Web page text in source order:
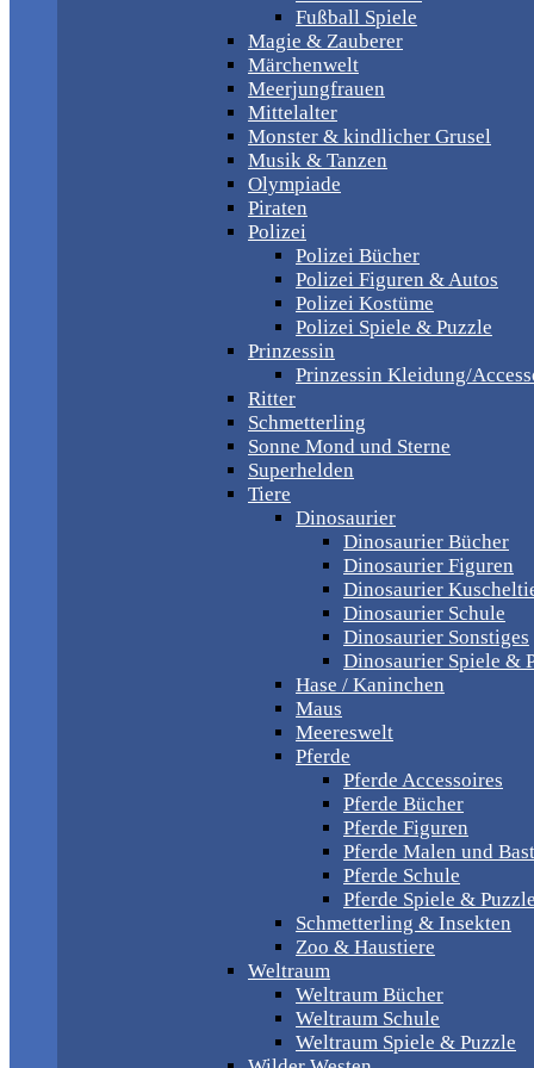
Fußball Spiele
Magie & Zauberer
Märchenwelt
Meerjungfrauen
Mittelalter
Monster & kindlicher Grusel
Musik & Tanzen
Olympiade
Piraten
Polizei
Polizei Bücher
Polizei Figuren & Autos
Polizei Kostüme
Polizei Spiele & Puzzle
Prinzessin
Prinzessin Kleidung/
Ritter
Schmetterling
Sonne Mond und Sterne
Superhelden
Tiere
Dinosaurier
Dinosaurier Bücher
Dinosaurier Figuren
Dinosaurier
Dinosaurier Schule
Dinosaurier Sonstiges
Dinosaurier Spiele &
Hase / Kaninchen
Maus
Meereswelt
Pferde
Pferde Accessoires
Pferde Bücher
Pferde Figuren
Pferde Malen und
Pferde Schule
Pferde Spiele & Puzzle
Schmetterling & Insekten
Zoo & Haustiere
Weltraum
Weltraum Bücher
Weltraum Schule
Weltraum Spiele & Puzzle